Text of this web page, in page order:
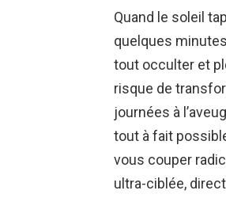
Quand le soleil
quelques
tout occulter et
risque de
journées à
tout à fait
vous couper
ultra-ciblée,